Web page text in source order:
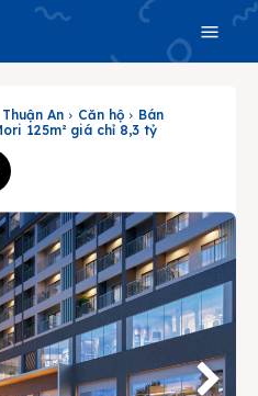
Search
nhật V3
hơn
Thuận An Căn hộ
Bán
125m² giá chỉ 8,3 tỷ